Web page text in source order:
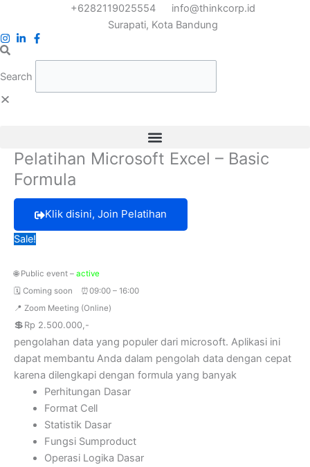
content
+6282119025554
info@thinkcorp.id
Surapati, Kota Bandung
Search
Pelatihan Microsoft Excel – Basic
Formula
Klik disini, Join Pelatihan
Sale!
🌐 Public event – active
🗓️ Coming soon
⏰09:00 – 16:00
📍 Zoom Meeting (Online)
💲 Rp 2.500.000,-
pengolahan data yang populer dari microsoft. Aplikasi ini
dapat membantu Anda dalam pengolah data dengan cepat
karena dilengkapi dengan formula yang banyak
Perhitungan Dasar
Format Cell
Statistik Dasar
Fungsi Sumproduct
Operasi Logika Dasar